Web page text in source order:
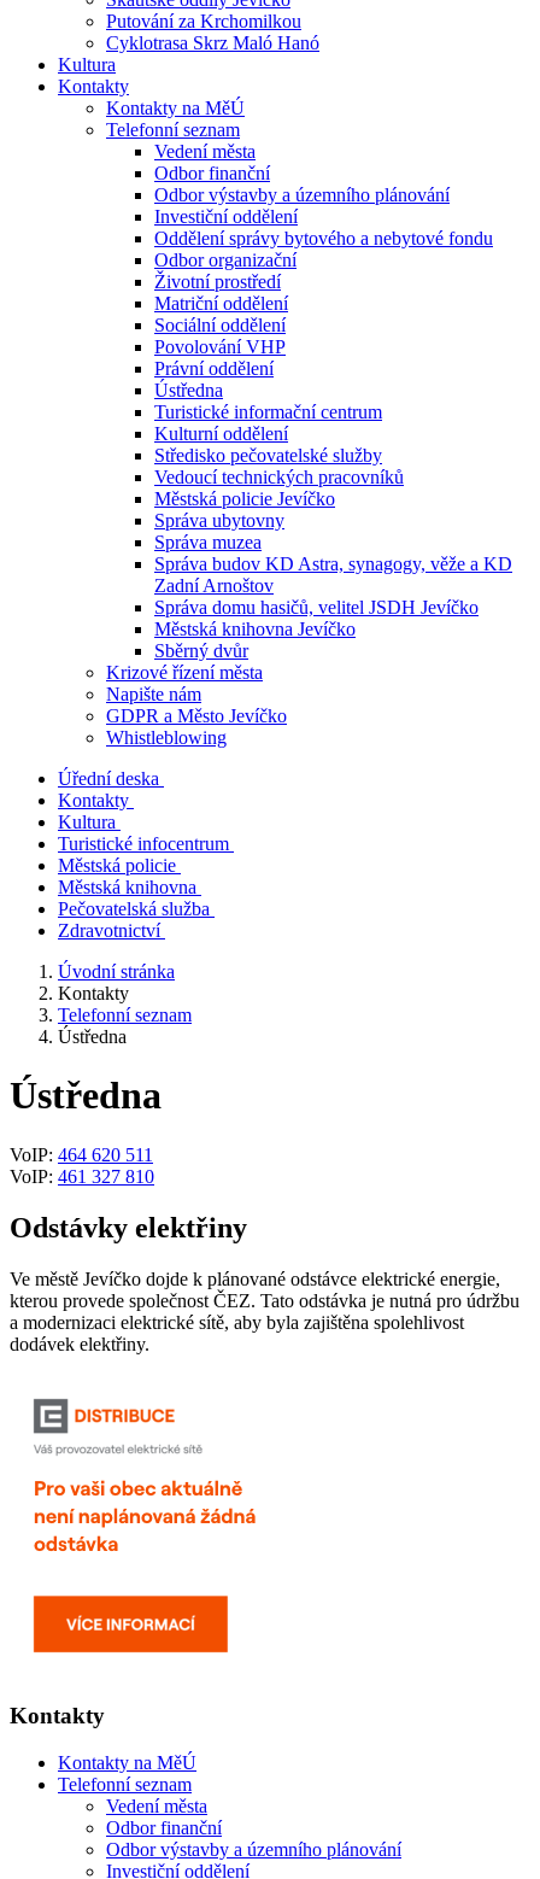
Putování za Krchomilkou
Cyklotrasa Skrz Maló Hanó
Kultura
Kontakty
Kontakty na MěÚ
Telefonní seznam
Vedení města
Odbor finanční
Odbor výstavby a územního plánování
Investiční oddělení
Oddělení správy bytového a nebytové fondu
Odbor organizační
Životní prostředí
Matriční oddělení
Sociální oddělení
Povolování VHP
Právní oddělení
Ústředna
Turistické informační centrum
Kulturní oddělení
Středisko pečovatelské služby
Vedoucí technických pracovníků
Městská policie Jevíčko
Správa ubytovny
Správa muzea
Správa budov KD Astra, synagogy, věže a KD
Zadní Arnoštov
Správa domu hasičů, velitel JSDH Jevíčko
Městská knihovna Jevíčko
Sběrný dvůr
Krizové řízení města
Napište nám
GDPR a Město Jevíčko
Whistleblowing
Úřední deska
Kontakty
Kultura
Turistické infocentrum
Městská policie
Městská knihovna
Pečovatelská služba
Zdravotnictví
Úvodní stránka
Kontakty
Telefonní seznam
Ústředna
Ústředna
VoIP: 464 620 511
VoIP: 461 327 810
Odstávky elektřiny
Ve městě Jevíčko dojde k plánované odstávce elektrické energie,
kterou provede společnost ČEZ. Tato odstávka je nutná pro údržbu
a modernizaci elektrické sítě, aby byla zajištěna spolehlivost
dodávek elektřiny.
Kontakty
Kontakty na MěÚ
Telefonní seznam
Vedení města
Odbor finanční
Odbor výstavby a územního plánování
Investiční oddělení